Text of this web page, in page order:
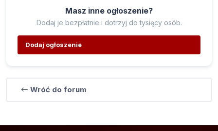
Masz inne ogłoszenie?
Dodaj je bezpłatnie i dotrzyj do tysięcy osób.
Dodaj ogłoszenie
Wróć do forum